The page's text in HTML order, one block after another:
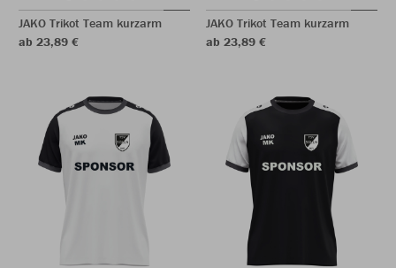
JAKO Trikot Team kurzarm
ab 23,89 €
JAKO Trikot Team kurzarm
ab 23,89 €